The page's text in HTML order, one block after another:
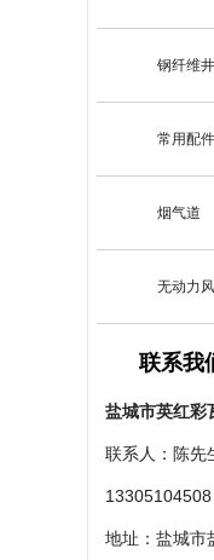
钢纤维
常用配件
烟气道
无动力
联系我
盐城市英红彩
联系人：陈先
13305104508
地址：盐城市